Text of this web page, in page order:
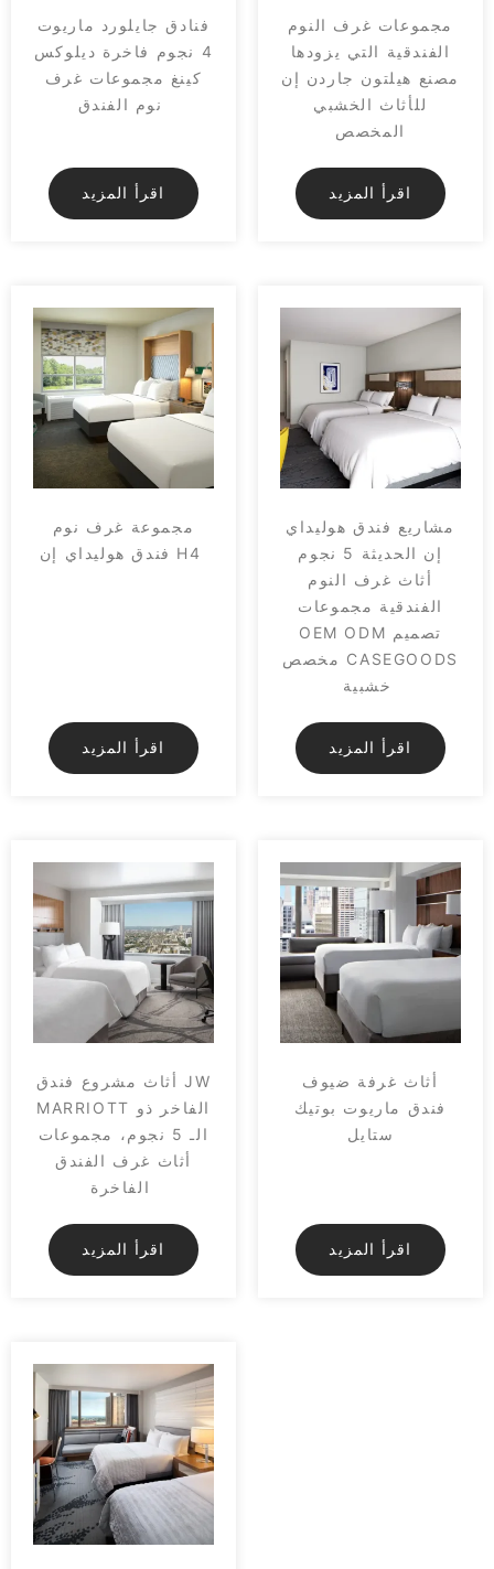
فنادق جايلورد ماريوت
4 نجوم فاخرة ديلوكس
كينغ مجموعات غرف
اقرأ المزيد
مجموعات غرف النوم
الفندقية التي يزودها
مصنع هيلتون جاردن إن
للأثاث الخشبي
المخصص
اقرأ المزيد
مجموعة غرف نوم
فندق هوليداي إن H4
اقرأ المزيد
مشاريع فندق هوليداي
إن الحديثة 5 نجوم
أثاث غرف النوم
الفندقية مجموعات
OEM ODM تصميم
مخصص CASEGOODS
اقرأ المزيد
أثاث مشروع فندق JW
MARRIOTT الفاخر ذو
الـ 5 نجوم، مجموعات
أثاث غرف الفندق
اقرأ المزيد
أثاث غرفة ضيوف
فندق ماريوت بوتيك
ستايل
اقرأ المزيد